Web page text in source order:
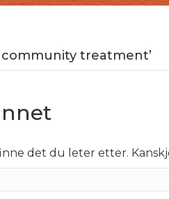
treatment’
det du leter etter.